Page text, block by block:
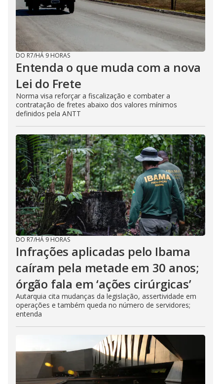
DO R7/HÁ 9 HORAS
Entenda o que muda com a nova
Lei do Frete
Norma visa reforçar a fiscalização e combater a
contratação de fretes abaixo dos valores mínimos
definidos pela ANTT
DO R7/HÁ 9 HORAS
Infrações aplicadas pelo Ibama
caíram pela metade em 30 anos;
órgão fala em ‘ações cirúrgicas’
Autarquia cita mudanças da legislação, assertividade em
operações e também queda no número de servidores;
entenda